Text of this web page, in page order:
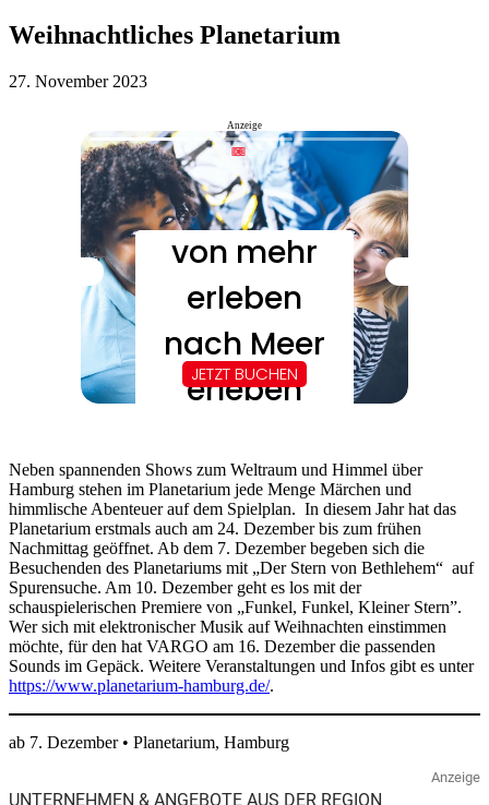
Weihnachtliches Planetarium
27. November 2023
Anzeige
Neben spannenden Shows zum Weltraum und Himmel über
Hamburg stehen im Planetarium jede Menge Märchen und
himmlische Abenteuer auf dem Spielplan. In diesem Jahr hat das
Planetarium erstmals auch am 24. Dezember bis zum frühen
Nachmittag geöffnet. Ab dem 7. Dezember begeben sich die
Besuchenden des Planetariums mit „Der Stern von Bethlehem“ auf
Spurensuche. Am 10. Dezember geht es los mit der
schauspielerischen Premiere von „Funkel, Funkel, Kleiner Stern”.
Wer sich mit elektronischer Musik auf Weihnachten einstimmen
möchte, für den hat VARGO am 16. Dezember die passenden
Sounds im Gepäck. Weitere Veranstaltungen und Infos gibt es unter
https://www.planetarium-hamburg.de/.
ab 7. Dezember • Planetarium, Hamburg